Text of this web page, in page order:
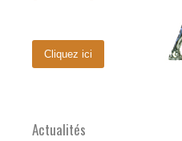
Cliquez ici
Actualités